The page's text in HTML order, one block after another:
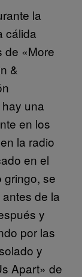
la
cálida
de «More
&
una
en los
la radio
en el
gringo, se
de la
y
por las
y
Apart» de